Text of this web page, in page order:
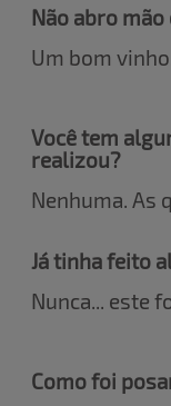
Não abro mão
Um bom
Você tem
realizou?
Nenhuma. As
Já tinha feito
Nunca... este
Como foi